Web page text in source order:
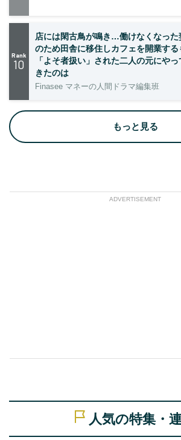
Rank
10
店には閑古鳥が鳴き…働けなくなった
のため田舎に移住しカフェを開業する
「よそ者扱い」された二人の元にやっ
きたのは
Finasee マネーの人間ドラマ編集班
もっと見る
ADVERTISEMENT
人気の特集・